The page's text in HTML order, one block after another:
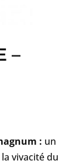
–
: un
vivacité du